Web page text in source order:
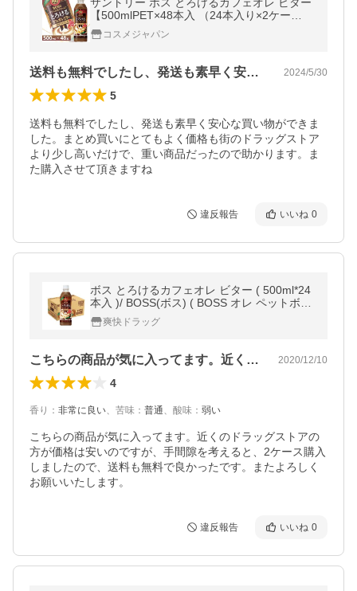
【500mlPET×48本入 （24本入り×2ケー
ス）】 全国送料無料/BOSS コーヒー飲料 S
UNTORY
コスメジャパン
送料も無料でしたし、発送も素早く安心な… 2024/5/30
5
送料も無料でしたし、発送も素早く安心な買い物ができま
した。まとめ買いにとてもよく価格も街のドラッグストア
より少し高いだけで、重い商品だったので助かります。ま
た購入させて頂きますね
違反報告 いいね 0
ボス とろけるカフェオレ ビター ( 500ml*24
本入 )/ BOSS(ボス) ( BOSS オレ ペットボト
ル カフェオレ ビター )
爽快ドラッグ
こちらの商品が気に入ってます。近くのド… 2020/12/10
4
香り ： 非常に良い、 苦味 ： 普通、 酸味 ： 弱い
こちらの商品が気に入ってます。近くのドラッグストアの
方が価格は安いのですが、手間隙を考えると、2ケース購入
しましたので、送料も無料で良かったです。またよろしく
お願いいたします。
違反報告 いいね 0